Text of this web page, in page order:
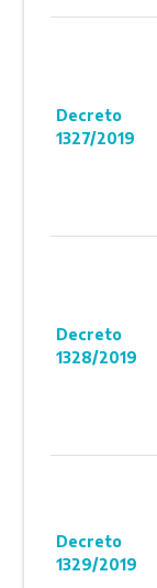
Decreto
1327/2019
Decreto
1328/2019
Decreto
1329/2019